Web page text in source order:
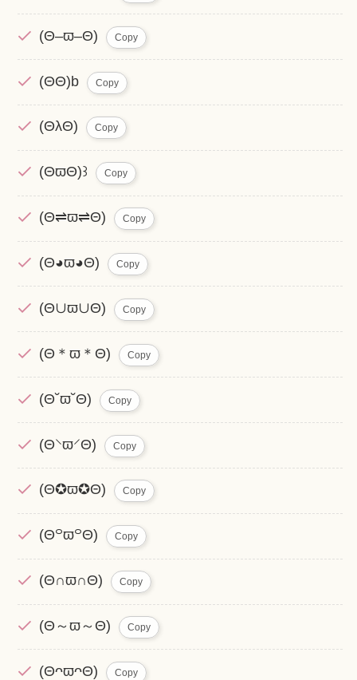
(Θ–ϖ–Θ) Copy
(ΘΘ)b Copy
(ΘλΘ) Copy
(ΘϖΘ)꒱ Copy
(Θ⇌ϖ⇌Θ) Copy
(Θ◕ϖ◕Θ) Copy
(Θ∪ϖ∪Θ) Copy
(Θ＊ϖ＊Θ) Copy
(Θ˘ϖ˘Θ) Copy
(Θ⸌ϖ⸍Θ) Copy
(Θ✪ϖ✪Θ) Copy
(Θ꒪ϖ꒪Θ) Copy
(Θ∩ϖ∩Θ) Copy
(Θ～ϖ～Θ) Copy
(ΘᴖϖᴖΘ) Copy